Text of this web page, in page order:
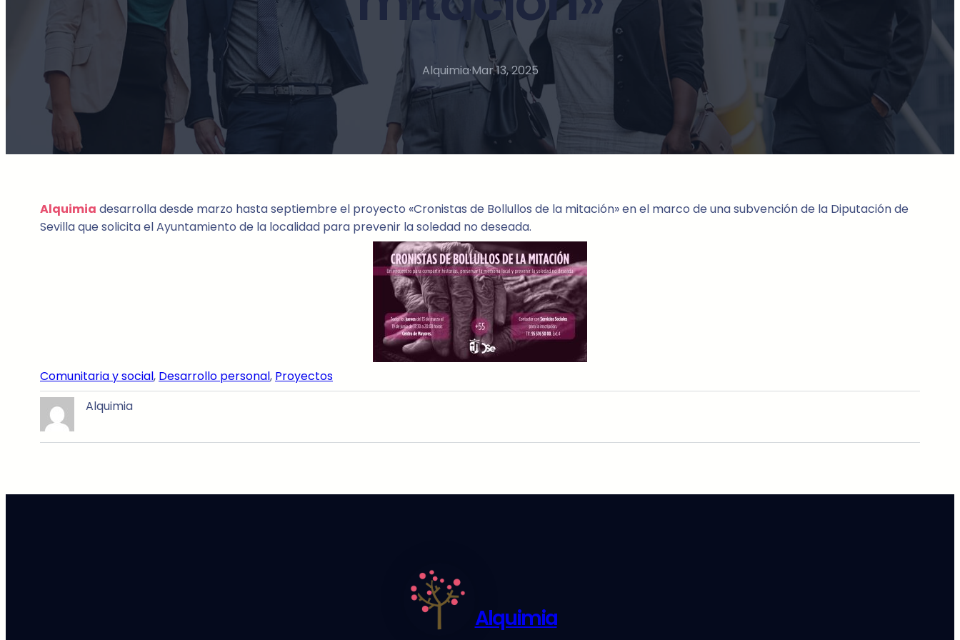
Alquimia·Mar 13, 2025
Alquimia desarrolla desde marzo hasta septiembre el proyecto «Cronistas de Bollullos de la mitación» en el marco de una subvención de la Diputación de
Sevilla que solicita el Ayuntamiento de la localidad para prevenir la soledad no deseada.
Comunitaria y social, Desarrollo personal, Proyectos
Alquimia
Alquimia